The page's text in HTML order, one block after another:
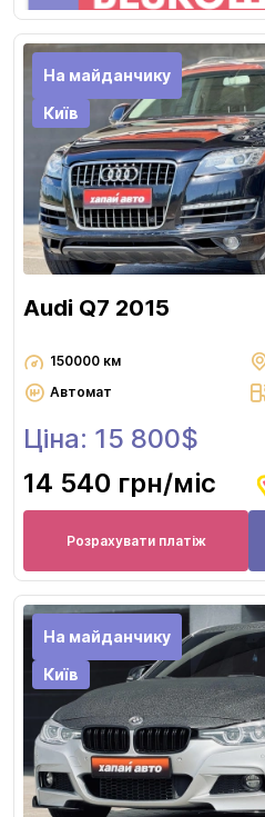
На майданчику
Київ
Audi Q7 2015
150000 км
Автомат
Ціна: 15 800$
14 540 грн/міс
Розрахувати платіж
На майданчику
Київ